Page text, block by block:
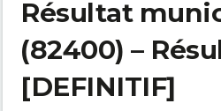
Résultat
(82400) –
[DEFINITIF]